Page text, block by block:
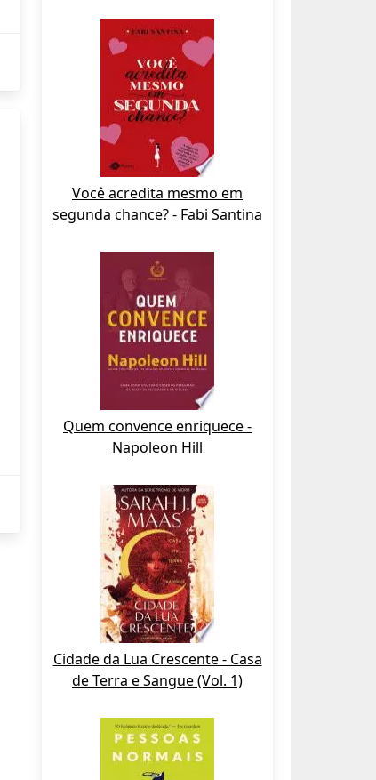
Você acredita mesmo em
segunda chance? - Fabi Santina
Quem convence enriquece -
Napoleon Hill
Cidade da Lua Crescente - Casa
de Terra e Sangue (Vol. 1)